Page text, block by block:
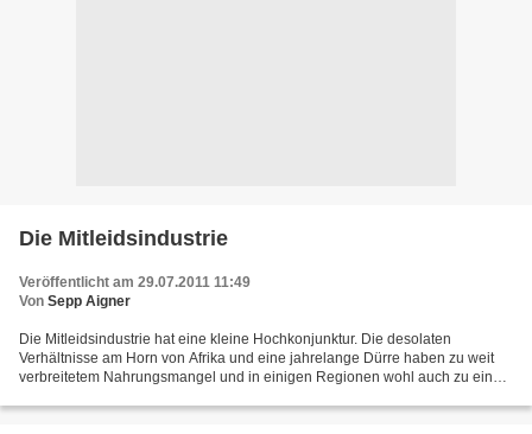
Die Mitleidsindustrie
Veröffentlicht am 29.07.2011 11:49
Von Sepp Aigner
Die Mitleidsindustrie hat eine kleine Hochkonjunktur. Die desolaten
Verhältnisse am Horn von Afrika und eine jahrelange Dürre haben zu weit
verbreitetem Nahrungsmangel und in einigen Regionen wohl auch zu einer